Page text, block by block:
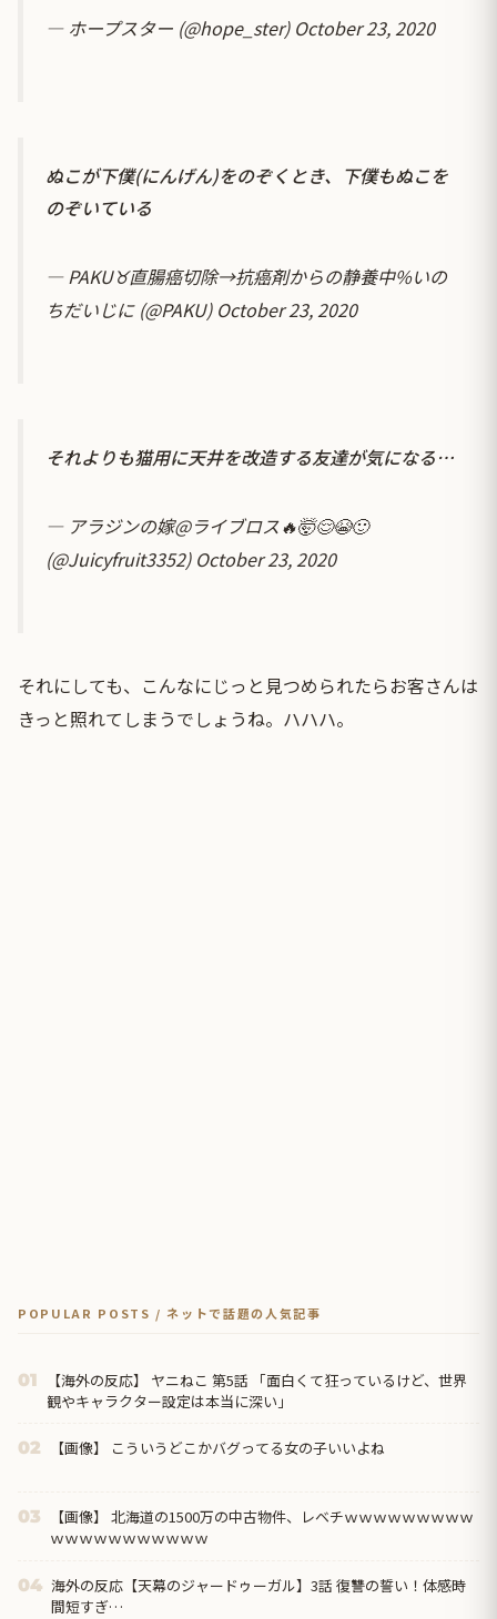
— ホープスター (@hope_ster) October 23, 2020
ぬこが下僕(にんげん)をのぞくとき、下僕もぬこを
のぞいている
— PAKU♉直腸癌切除→抗癌剤からの静養中%いの
ちだいじに (@PAKU) October 23, 2020
それよりも猫用に天井を改造する友達が気になる…
— アラジンの嫁@ライブロス🔥🤯😌😭🙂
(@Juicyfruit3352) October 23, 2020
それにしても、こんなにじっと見つめられたらお客さんは
きっと照れてしまうでしょうね。ハハハ。
POPULAR POSTS / ネットで話題の人気記事
01
【海外の反応】 ヤニねこ 第5話 「面白くて狂っているけど、世界
観やキャラクター設定は本当に深い」
02 【画像】 こういうどこかバグってる女の子いいよね
03
【画像】 北海道の1500万の中古物件、レベチｗｗｗｗｗｗｗｗｗ
ｗｗｗｗｗｗｗｗｗｗｗ
04 海外の反応【天幕のジャードゥーガル】3話 復讐の誓い！体感時
間短すぎ…